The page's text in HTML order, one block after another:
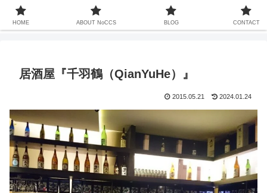
中国での暮らしは13年ちょい、家族も中国人、これまで関わってきた中国との
20年以上をコンセプトなしでお届けするサイト
居酒屋『千羽鶴（QianYuHe）』
2015.05.21 2024.01.24
HOME ABOUT NoCCS BLOG CONTACT